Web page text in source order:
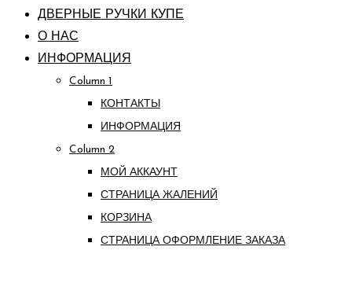
ДВЕРНЫЕ РУЧКИ КУПЕ
О НАС
ИНФОРМАЦИЯ
Column 1
КОНТАКТЫ
ИНФОРМАЦИЯ
Column 2
МОЙ АККАУНТ
СТРАНИЦА ЖАЛЕНИЙ
КОРЗИНА
СТРАНИЦА ОФОРМЛЕНИЕ ЗАКАЗА